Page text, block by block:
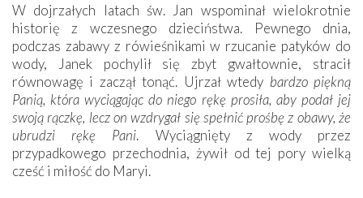
W dojrzałych latach św. Jan wspominał wielokrotnie
historię z wczesnego dzieciństwa. Pewnego dnia,
podczas zabawy z rówieśnikami w rzucanie patyków do
wody, Janek pochylił się zbyt gwałtownie, stracił
równowagę i zaczął tonąć. Ujrzał wtedy bardzo piękną
Panią, która wyciągając do niego rękę prosiła, aby podał jej
swoją rączkę, lecz on wzdrygał się spełnić prośbę z obawy, że
ubrudzi rękę Pani. Wyciągnięty z wody przez
przypadkowego przechodnia, żywił od tej pory wielką
cześć i miłość do Maryi.